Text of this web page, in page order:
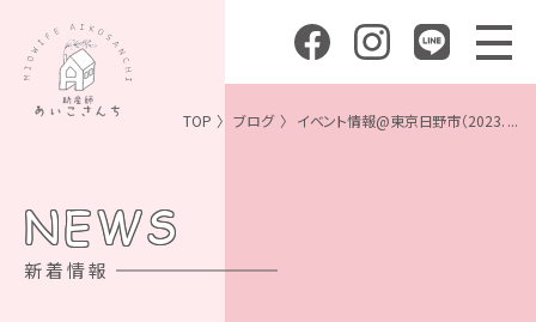
TOP ブログ イベント情報@東京日野市（2023. ...
NEWS
新着情報